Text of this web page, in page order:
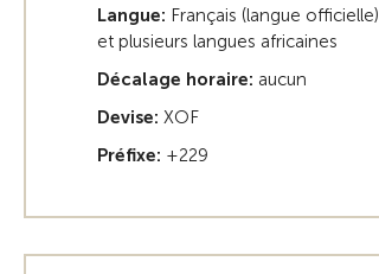
Langue: Français (langue officielle)
et plusieurs langues africaines
Décalage horaire: aucun
Devise: XOF
Préfixe: +229